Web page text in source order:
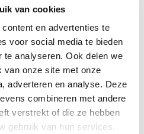
van cookies
en advertenties te
voor social media te bieden
analyseren. Ook delen we
van onze site met onze
adverteren en analyse. Deze
combineren met andere
verstrekt of die ze hebben
gebruik van hun services.
nog meer dan alleen een
lunchen, dineren.
hartelijk ontvangen in
in
leuk feestje